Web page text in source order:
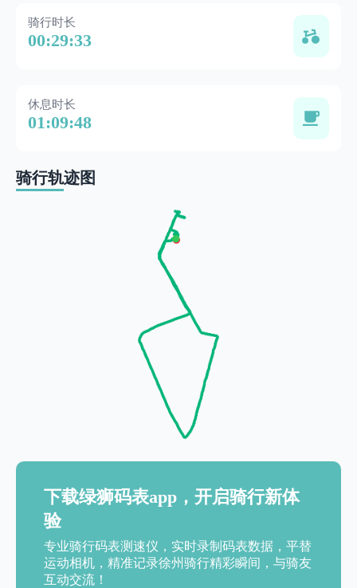
骑行时长
00:29:33
休息时长
01:09:48
骑行轨迹图
下载绿狮码表app，开启骑行新体
验
专业骑行码表测速仪，实时录制码表数据，平替
运动相机，精准记录徐州骑行精彩瞬间，与骑友
互动交流！